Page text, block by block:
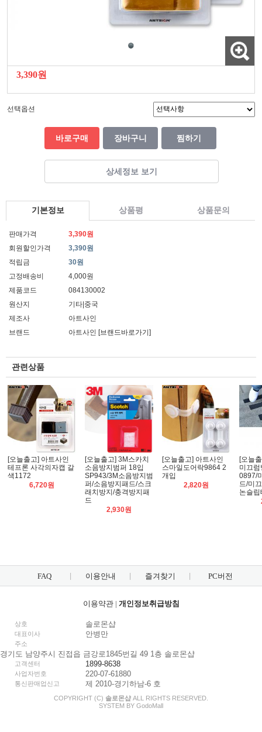
3,390원
선택옵션
바로구매 장바구니 찜하기
상세정보 보기
기본정보 상품평 상품문의
판매가격
3,390원
회원할인가격
3,390원
적립금
30원
고정배송비
4,000원
제품코드
084130002
원산지
기타|중국
제조사
아트사인
브랜드
아트사인 [브랜드바로가기]
관련상품
[오늘출고] 아트사인
테프론 사각의자캡 갈
색1172
6,720원
[오늘출고] 3M스카치
소음방지범퍼 18입
SP943/3M소음방지범
퍼/소음방지패드/스크
래치방지/충격방지패
드
2,930원
[오늘출고] 아트사인
스마일도어락9864 2
개입
2,820원
[오늘
미끄
0897/
드/미
논슬
FAQ 이용안내 즐겨찾기 PC버전
이용약관| 개인정보취급방침
상호 솔로몬샵
대표이사 안병만
주소
경기도 남양주시 진접읍 금강로1845번길 49 1층 솔로몬샵
고객센터 1899-8638
사업자번호 220-07-61880
통신판매업신고 제 2010-경기하남-6 호
COPYRIGHT (C) 솔로몬샵 ALL RIGHTS RESERVED.
SYSTEM BY GodoMall